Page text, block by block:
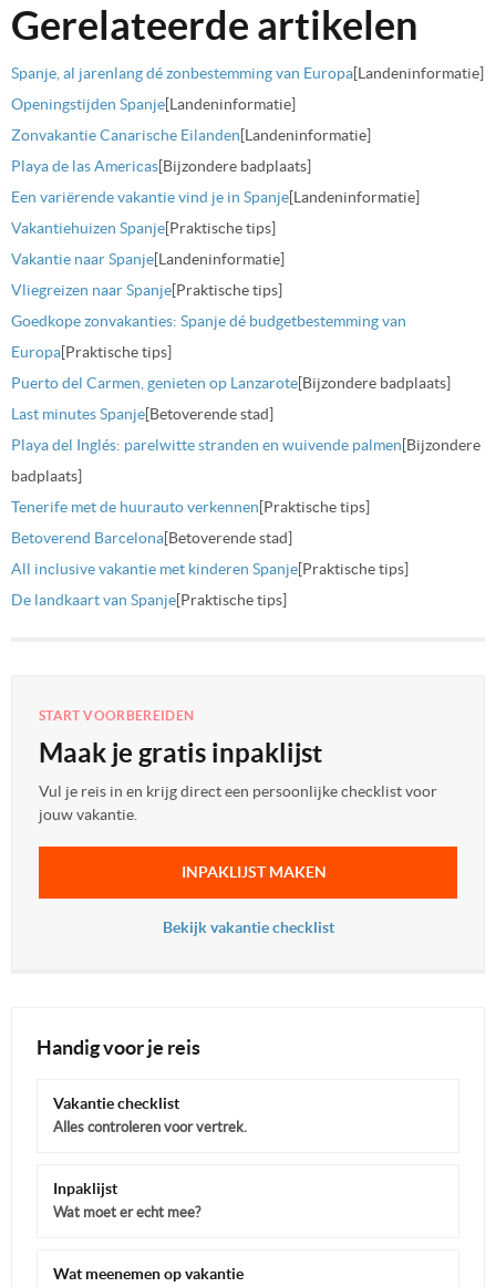
Gerelateerde artikelen
Spanje, al jarenlang dé zonbestemming van Europa[Landeninformatie]
Openingstijden Spanje[Landeninformatie]
Zonvakantie Canarische Eilanden[Landeninformatie]
Playa de las Americas[Bijzondere badplaats]
Een variërende vakantie vind je in Spanje[Landeninformatie]
Vakantiehuizen Spanje[Praktische tips]
Vakantie naar Spanje[Landeninformatie]
Vliegreizen naar Spanje[Praktische tips]
Goedkope zonvakanties: Spanje dé budgetbestemming van
Europa[Praktische tips]
Puerto del Carmen, genieten op Lanzarote[Bijzondere badplaats]
Last minutes Spanje[Betoverende stad]
Playa del Inglés: parelwitte stranden en wuivende palmen[Bijzondere
badplaats]
Tenerife met de huurauto verkennen[Praktische tips]
Betoverend Barcelona[Betoverende stad]
All inclusive vakantie met kinderen Spanje[Praktische tips]
De landkaart van Spanje[Praktische tips]
START VOORBEREIDEN
Maak je gratis inpaklijst
Vul je reis in en krijg direct een persoonlijke checklist voor
jouw vakantie.
INPAKLIJST MAKEN
Bekijk vakantie checklist
Handig voor je reis
Vakantie checklist
Alles controleren voor vertrek.
Inpaklijst
Wat moet er echt mee?
Wat meenemen op vakantie